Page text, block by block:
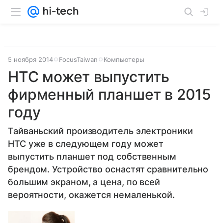
5 ноября 2014 FocusTaiwan Компьютеры
HTC может выпустить
фирменный планшет в 2015
году
Тайваньский производитель электроники
HTC уже в следующем году может
выпустить планшет под собственным
брендом. Устройство оснастят сравнительно
большим экраном, а цена, по всей
вероятности, окажется немаленькой.